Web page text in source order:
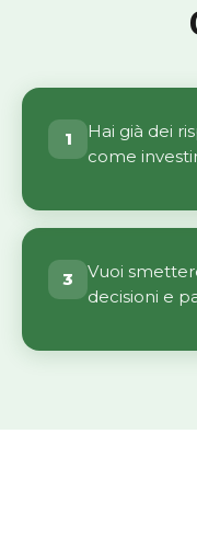
1
Hai già dei
come
3
Vuoi
decisioni e